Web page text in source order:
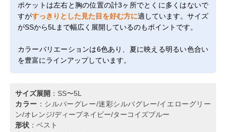
ポケットは左右と胸の位置の計3ヶ所でとくに多くはないで
すがすっきりとした見た目を好む方に適しています。サイズ
がSSから5Lまで幅広く展開しているのもポイントです。
カラーバリエーションは6色あり、夏に映える明るい色合い
を豊富にラインアップしています。
サイズ展開 ：SS〜5L
カラー ：シルバーグレー/迷彩シルバグレー/イエローグリー
ン/オレンジ/ディープネイビー/ターコイズブルー
形状 ：ベスト